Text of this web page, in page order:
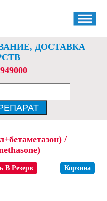
ДОСТАВКА
/
В Резерв Корзина